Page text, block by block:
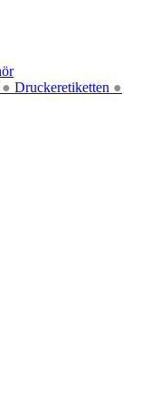
● Druckeretiketten ●